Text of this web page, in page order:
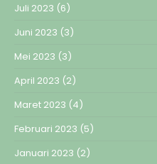
Juli 2023 (6)
Juni 2023 (3)
Mei 2023 (3)
April 2023 (2)
Maret 2023 (4)
Februari 2023 (5)
Januari 2023 (2)